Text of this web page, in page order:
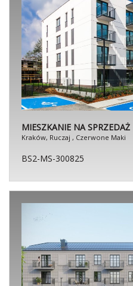
MIESZKANIE NA SPRZEDAŻ
Kraków, Ruczaj , Czerwone Maki
BS2-MS-300825